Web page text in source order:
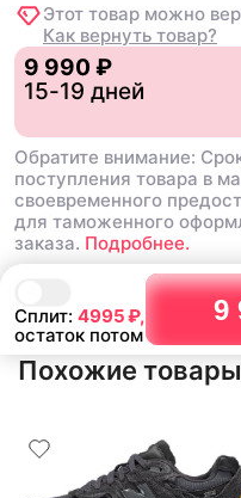
Сплит: 4995₽,
остаток потом
9
Этот товар можно
Как вернуть товар?
9 990 ₽
15-19 дней
Обратите внимание:
поступления товара в
своевременного
для таможенного
заказа. Подробнее.
Похожие товары